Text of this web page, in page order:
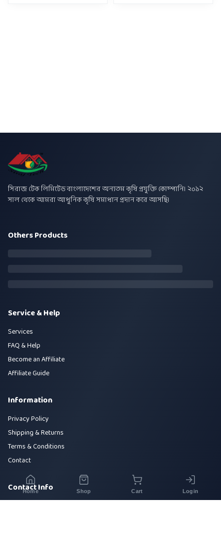
সিরাজ টেক লিমিটেড বাংলাদেশের অন্যতম কৃষি প্রযুক্তি কোম্পানি। ২০১২
সাল থেকে আমরা আধুনিক কৃষি সমাধান প্রদান করে আসছি।
Others Products
Service & Help
Services
FAQ & Help
Become an Affiliate
Affiliate Guide
Information
Privacy Policy
Shipping & Returns
Terms & Conditions
Contact
Contact Info
Home Shop Cart Login